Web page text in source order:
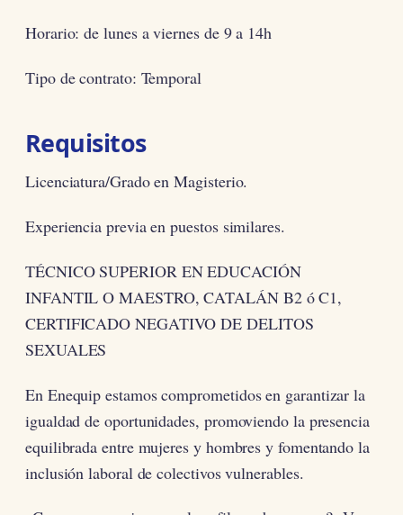
Horario: de lunes a viernes de 9 a 14h
Tipo de contrato: Temporal
Requisitos
Licenciatura/Grado en Magisterio.
Experiencia previa en puestos similares.
TÉCNICO SUPERIOR EN EDUCACIÓN
INFANTIL O MAESTRO, CATALÁN B2 ó C1,
CERTIFICADO NEGATIVO DE DELITOS
SEXUALES
En Enequip estamos comprometidos en garantizar la
igualdad de oportunidades, promoviendo la presencia
equilibrada entre mujeres y hombres y fomentando la
inclusión laboral de colectivos vulnerables.